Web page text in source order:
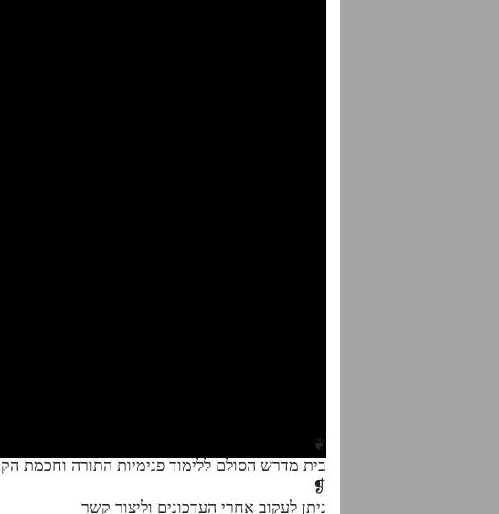
❦
בית מדרש הסולם ללימוד פנימיות התורה וחכמת
❡
ניתן לעקוב אחרי העדכונים וליצור קשר